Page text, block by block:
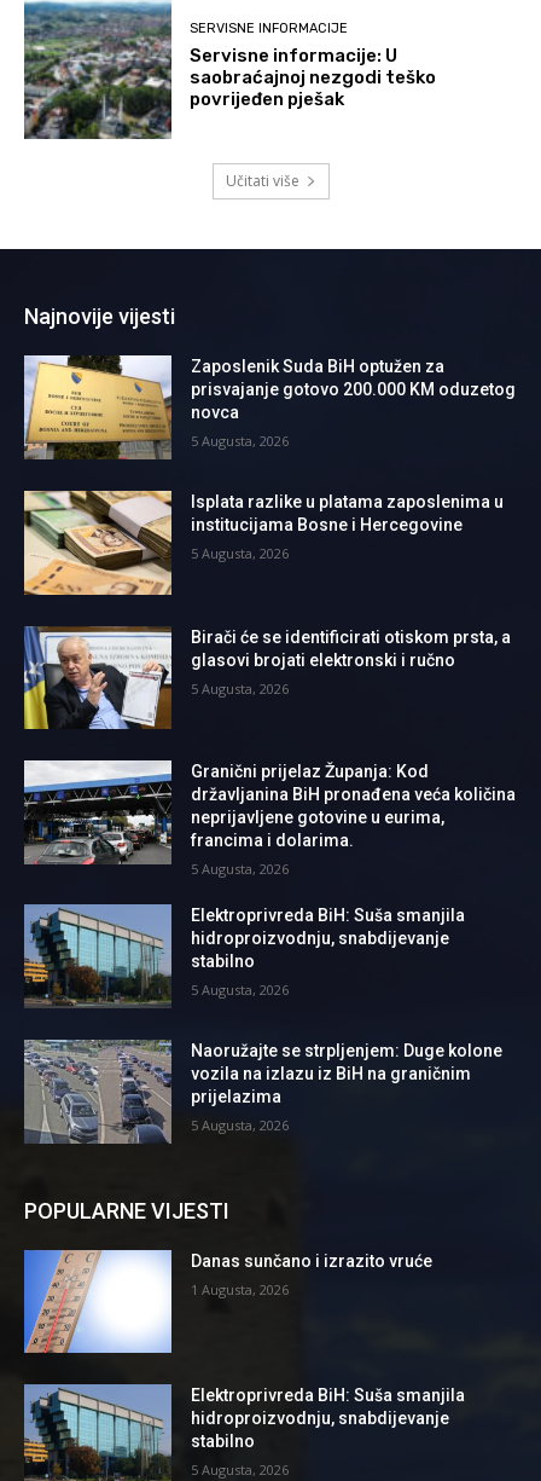
SERVISNE INFORMACIJE
Servisne informacije: U
saobraćajnoj nezgodi teško
povrijeđen pješak
Učitati više
Najnovije vijesti
Zaposlenik Suda BiH optužen za
prisvajanje gotovo 200.000 KM oduzetog
novca
5 Augusta, 2026
Isplata razlike u platama zaposlenima u
institucijama Bosne i Hercegovine
5 Augusta, 2026
Birači će se identificirati otiskom prsta, a
glasovi brojati elektronski i ručno
5 Augusta, 2026
Granični prijelaz Županja: Kod
državljanina BiH pronađena veća količina
neprijavljene gotovine u eurima,
francima i dolarima.
5 Augusta, 2026
Elektroprivreda BiH: Suša smanjila
hidroproizvodnju, snabdijevanje
stabilno
5 Augusta, 2026
Naoružajte se strpljenjem: Duge kolone
vozila na izlazu iz BiH na graničnim
prijelazima
5 Augusta, 2026
POPULARNE VIJESTI
Danas sunčano i izrazito vruće
1 Augusta, 2026
Elektroprivreda BiH: Suša smanjila
hidroproizvodnju, snabdijevanje
stabilno
5 Augusta, 2026